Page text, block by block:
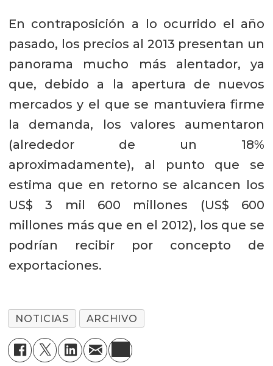
En contraposición a lo ocurrido el año
pasado, los precios al 2013 presentan un
panorama mucho más alentador, ya
que, debido a la apertura de nuevos
mercados y el que se mantuviera firme
la demanda, los valores aumentaron
(alrededor de un 18%
aproximadamente), al punto que se
estima que en retorno se alcancen los
US$ 3 mil 600 millones (US$ 600
millones más que en el 2012), los que se
podrían recibir por concepto de
exportaciones.
NOTICIAS ARCHIVO